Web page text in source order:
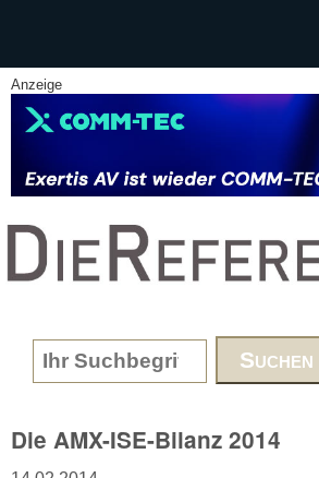
Anzeige
www.DieReferenz.de
Search form
Die AMX-ISE-Bilanz 2014